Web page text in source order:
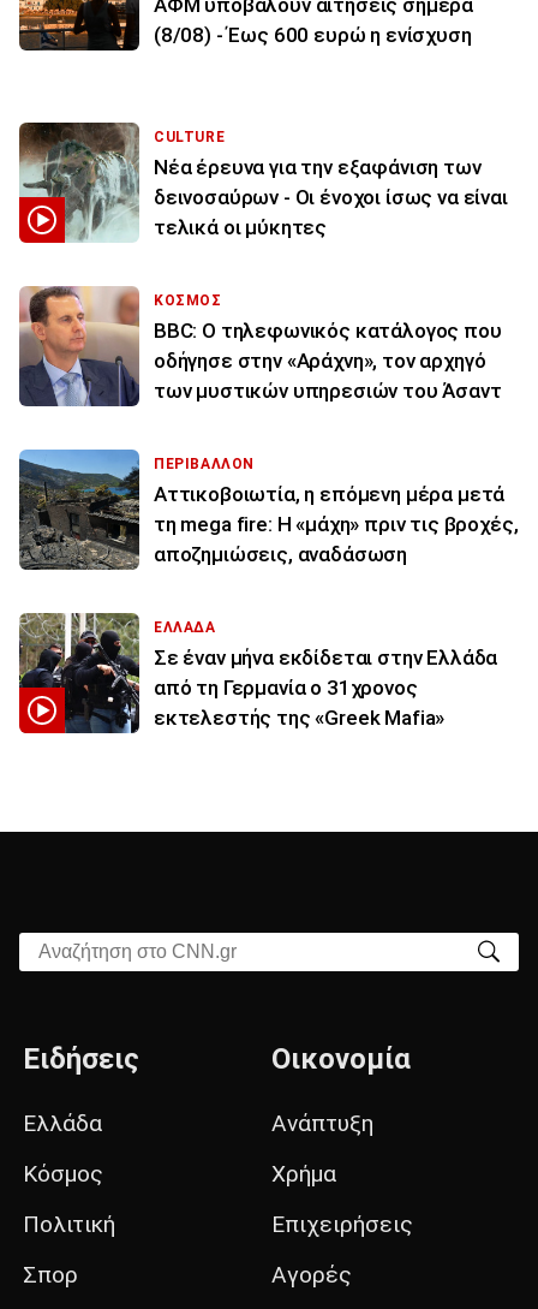
(8/08) - Έως 600 ευρώ η ενίσχυση
CULTURE
Νέα έρευνα για την εξαφάνιση των
δεινοσαύρων - Οι ένοχοι ίσως να είναι
τελικά οι μύκητες
ΚΟΣΜΟΣ
BBC: Ο τηλεφωνικός κατάλογος που
οδήγησε στην «Αράχνη», τον αρχηγό
των μυστικών υπηρεσιών του Άσαντ
ΠΕΡΙΒΑΛΛΟΝ
Αττικοβοιωτία, η επόμενη μέρα μετά
τη mega fire: Η «μάχη» πριν τις βροχές,
αποζημιώσεις, αναδάσωση
ΕΛΛΑΔΑ
Σε έναν μήνα εκδίδεται στην Ελλάδα
από τη Γερμανία ο 31χρονος
εκτελεστής της «Greek Mafia»
Αναζήτηση στο CNN.gr
Ειδήσεις
Ελλάδα
Κόσμος
Πολιτική
Σπορ
Οικονομία
Ανάπτυξη
Χρήμα
Επιχειρήσεις
Αγορές